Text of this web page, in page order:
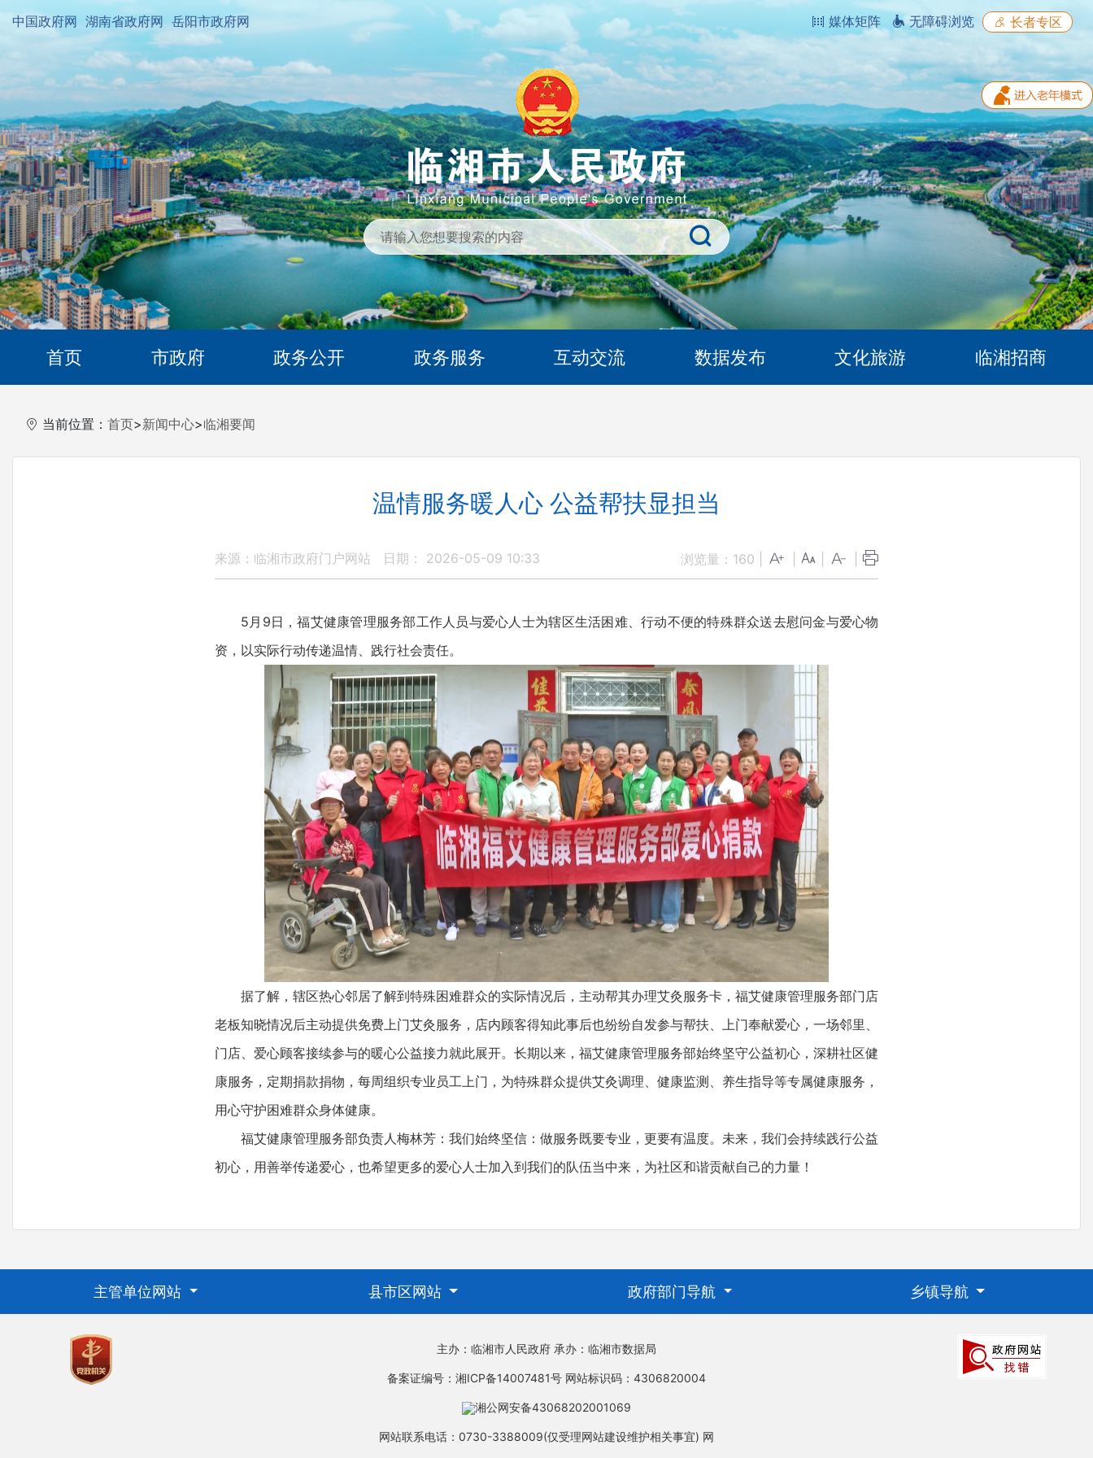
中国政府网 湖南省政府网 岳阳市政府网 媒体矩阵 无障碍浏览 长者专区
首页 市政府 政务公开 政务服务 互动交流 数据发布 文化旅游 临湘招商
当前位置： 首页>新闻中心>临湘要闻
温情服务暖人心 公益帮扶显担当
来源：临湘市政府门户网站 日期： 2026-05-09 10:33 浏览量： 160
5月9日，福艾健康管理服务部工作人员与爱心人士为辖区生活困难、行动不便的特殊群众送去慰问金与爱心物
资，以实际行动传递温情、践行社会责任。
据了解，辖区热心邻居了解到特殊困难群众的实际情况后，主动帮其办理艾灸服务卡，福艾健康管理服务部门店
老板知晓情况后主动提供免费上门艾灸服务，店内顾客得知此事后也纷纷自发参与帮扶、上门奉献爱心，一场邻里、
门店、爱心顾客接续参与的暖心公益接力就此展开。长期以来，福艾健康管理服务部始终坚守公益初心，深耕社区健
康服务，定期捐款捐物，每周组织专业员工上门，为特殊群众提供艾灸调理、健康监测、养生指导等专属健康服务，
用心守护困难群众身体健康。
福艾健康管理服务部负责人梅林芳：我们始终坚信：做服务既要专业，更要有温度。未来，我们会持续践行公益
初心，用善举传递爱心，也希望更多的爱心人士加入到我们的队伍当中来，为社区和谐贡献自己的力量！
主管单位网站 县市区网站 政府部门导航 乡镇导航
主办：临湘市人民政府 承办：临湘市数据局
备案证编号：湘ICP备14007481号 网站标识码：4306820004
湘公网安备43068202001069
网站联系电话：0730-3388009(仅受理网站建设维护相关事宜) 网